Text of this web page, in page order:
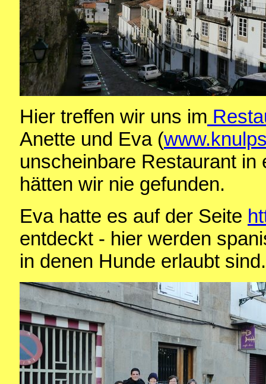
Hier treffen wir uns im
Anette und Eva (
unscheinbare Restaurant
hätten wir nie gefunden.
Eva hatte es auf der Seite
entdeckt - hier werden
in denen Hunde erlaubt sind.